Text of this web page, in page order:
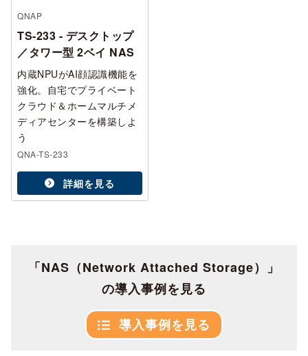
QNAP
TS-233 - デスクトップ
／タワー型 2ベイ NAS
内蔵NPUがAI顔認識機能を
強化。自宅でプライベート
クラウド＆ホームマルチメ
ディアセンターを構築しよ
う
QNA-TS-233
詳細を見る
「NAS（Network Attached Storage）」
の導入事例を見る
導入事例を見る